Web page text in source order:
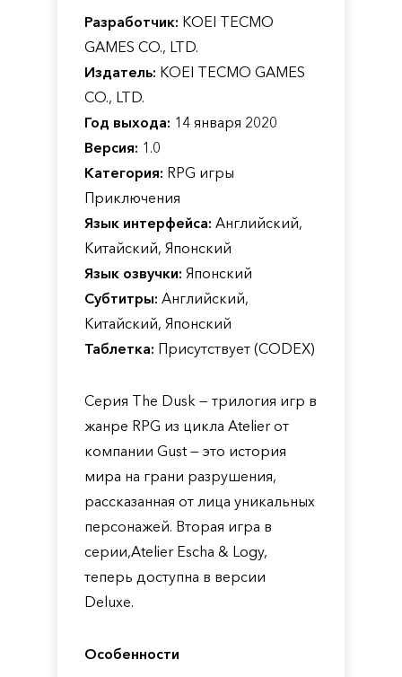
Разработчик: KOEI TECMO
GAMES CO., LTD.
Издатель: KOEI TECMO GAMES
CO., LTD.
Год выхода: 14 января 2020
Версия: 1.0
Категория: RPG игры
Приключения
Язык интерфейса: Английский,
Китайский, Японский
Язык озвучки: Японский
Субтитры: Английский,
Китайский, Японский
Таблетка: Присутствует (CODEX)
Серия The Dusk — трилогия игр в
жанре RPG из цикла Atelier от
компании Gust — это история
мира на грани разрушения,
рассказанная от лица уникальных
персонажей. Вторая игра в
серии,Atelier Escha & Logy,
теперь доступна в версии
Deluxe.
Особенности